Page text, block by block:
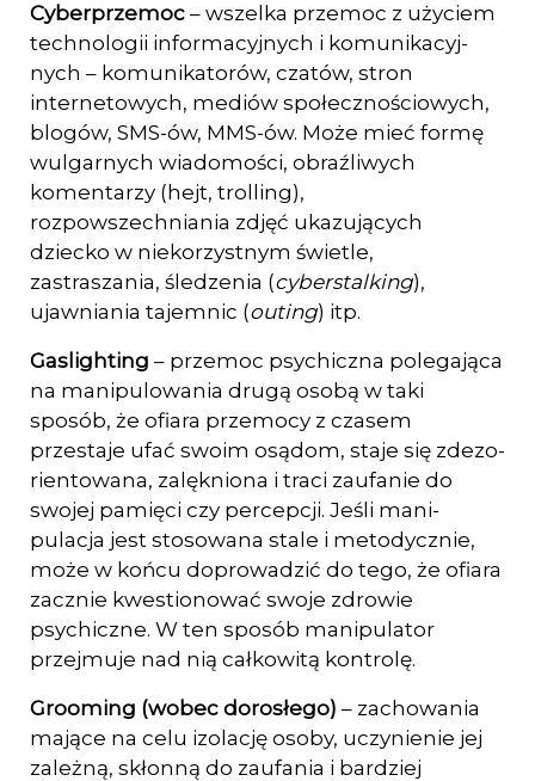
Cyberprzemoc – wszelka przemoc z użyciem
technologii informacyjnych i komunikacyj­
nych – komunikatorów, czatów, stron
internetowych, mediów społecznościowych,
blogów, SMS-ów, MMS-ów. Może mieć formę
wulgarnych wiadomości, obraźli­wych
komentarzy (hejt, trolling),
rozpowszechniania zdjęć ukazujących
dziecko w niekorzystnym świetle,
zastraszania, śledzenia (cyberstalking),
ujawniania tajem­nic (outing) itp.
Gaslighting – przemoc psychiczna polegająca
na manipulowania drugą osobą w taki
sposób, że ofiara przemocy z czasem
przestaje ufać swoim osądom, staje się zdezo­
rientowana, zalękniona i traci zaufanie do
swojej pamięci czy percepcji. Jeśli mani­
pulacja jest stosowana stale i metodycznie,
może w końcu doprowadzić do tego, że ofiara
zacznie kwestionować swoje zdrowie
psychiczne. W ten sposób manipulator
przejmuje nad nią całkowitą kontrolę.
Grooming (wobec dorosłego) – zachowania
mające na celu izolację osoby, uczynienie jej
zależną, skłonną do zaufania i bardziej